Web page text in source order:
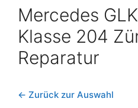
Mercedes
Klasse 204
Reparatur
← Zurück zur Auswahl